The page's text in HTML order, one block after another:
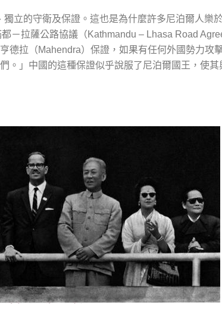
立的守衛及保證。這也是為什麼許多尼泊爾人樂
－拉薩公路協議（Kathmandu – Lhasa Road
德拉（Mahendra）保證，如果有任何外國勢力攻
。」中國的這種保證似乎說服了尼泊爾國王，使其